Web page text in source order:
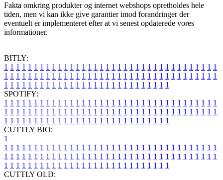
Fakta omkring produkter og internet webshops opretholdes hele
tiden, men vi kan ikke give garantier imod forandringer der
eventuelt er implementeret efter at vi senest opdaterede vores
informationer.
BITLY:
1 1 1 1 1 1 1 1 1 1 1 1 1 1 1 1 1 1 1 1 1 1 1 1 1 1 1 1 1 1 1 1 1 1 1 1
1 1 1 1 1 1 1 1 1 1 1 1 1 1 1 1 1 1 1 1 1 1 1 1 1 1 1 1 1 1 1 1 1 1 1 1
1 1 1 1 1 1 1 1 1 1 1 1 1 1 1 1 1 1 1 1 1 1 1 1 1 1 1 1
SPOTIFY:
1 1 1 1 1 1 1 1 1 1 1 1 1 1 1 1 1 1 1 1 1 1 1 1 1 1 1 1 1 1 1 1 1 1 1 1
1 1 1 1 1 1 1 1 1 1 1 1 1 1 1 1 1 1 1 1 1 1 1 1 1 1 1 1 1 1 1 1 1 1 1 1
1 1 1 1 1 1 1 1 1 1 1 1 1 1 1 1 1 1 1 1 1 1 1 1 1 1 1 1
CUTTLY BIO:
1
1 1 1 1 1 1 1 1 1 1 1 1 1 1 1 1 1 1 1 1 1 1 1 1 1 1 1 1 1 1 1 1 1 1 1 1
1 1 1 1 1 1 1 1 1 1 1 1 1 1 1 1 1 1 1 1 1 1 1 1 1 1 1 1 1 1 1 1 1 1 1 1
1 1 1 1 1 1 1 1 1 1 1 1 1 1 1 1 1 1 1 1 1 1 1 1 1 1 1 1
CUTTLY OLD: